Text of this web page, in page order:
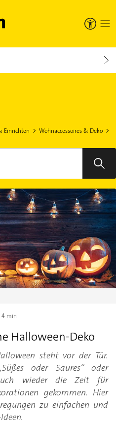
Einrichten
Wohnaccessoires & Deko
4 min
Halloween-Deko
steht vor der Tür.
oder Saures“ oder
wieder die Zeit für
gekommen. Hier
zu einfachen und